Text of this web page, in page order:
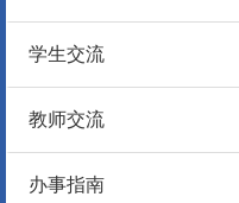
学生交流
教师交流
办事指南